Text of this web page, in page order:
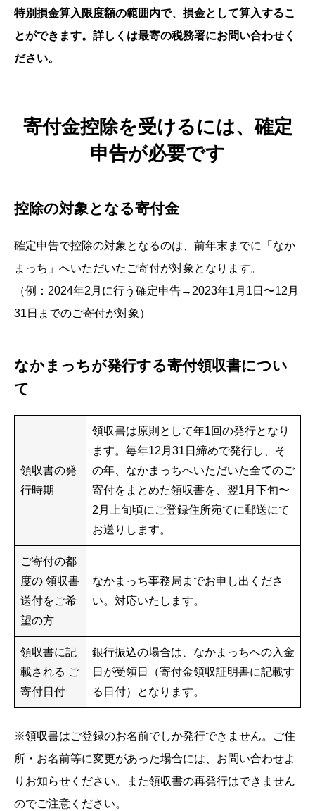
特別損金算入限度額の範囲内で、損金として算入するこ
とができます。詳しくは最寄の税務署にお問い合わせく
ださい。
寄付金控除を受けるには、確定
申告が必要です
控除の対象となる寄付金
確定申告で控除の対象となるのは、前年末までに「なか
まっち」へいただいたご寄付が対象となります。
（例：2024年2月に行う確定申告→2023年1月1日〜12月
31日までのご寄付が対象）
なかまっちが発行する寄付領収書につい
て
領収書の発
行時期
領収書は原則として年1回の発行となり
ます。毎年12月31日締めで発行し、そ
の年、なかまっちへいただいた全てのご
寄付をまとめた領収書を、翌1月下旬〜
2月上旬頃にご登録住所宛てに郵送にて
お送りします。
ご寄付の都
度の 領収書
送付をご希
望の方
なかまっち事務局までお申し出くださ
い。対応いたします。
領収書に記
載される ご
寄付日付
銀行振込の場合は、なかまっちへの入金
日が受領日（寄付金領収証明書に記載す
る日付）となります。
※領収書はご登録のお名前でしか発行できません。ご住
所・お名前等に変更があった場合には、お問い合わせよ
りお知らせください。また領収書の再発行はできません
のでご注意ください。